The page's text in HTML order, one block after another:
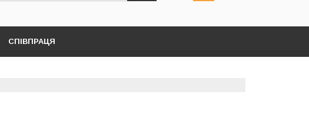
СПІВПРАЦЯ